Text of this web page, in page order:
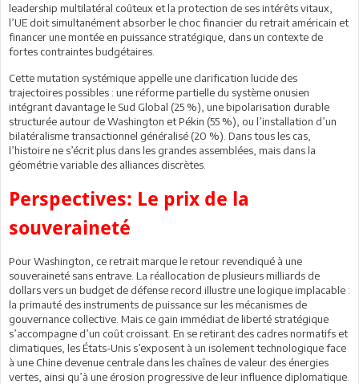
leadership multilatéral coûteux et la protection de ses intérêts vitaux,
l’UE doit simultanément absorber le choc financier du retrait américain et
financer une montée en puissance stratégique, dans un contexte de
fortes contraintes budgétaires.
Cette mutation systémique appelle une clarification lucide des
trajectoires possibles : une réforme partielle du système onusien
intégrant davantage le Sud Global (25 %), une bipolarisation durable
structurée autour de Washington et Pékin (55 %), ou l’installation d’un
bilatéralisme transactionnel généralisé (20 %). Dans tous les cas,
l’histoire ne s’écrit plus dans les grandes assemblées, mais dans la
géométrie variable des alliances discrètes.
Perspectives: Le prix de la
souveraineté
Pour Washington, ce retrait marque le retour revendiqué à une
souveraineté sans entrave. La réallocation de plusieurs milliards de
dollars vers un budget de défense record illustre une logique implacable :
la primauté des instruments de puissance sur les mécanismes de
gouvernance collective. Mais ce gain immédiat de liberté stratégique
s’accompagne d’un coût croissant. En se retirant des cadres normatifs et
climatiques, les États-Unis s’exposent à un isolement technologique face
à une Chine devenue centrale dans les chaînes de valeur des énergies
vertes, ainsi qu’à une érosion progressive de leur influence diplomatique.